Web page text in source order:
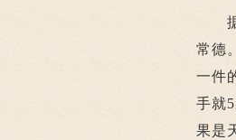
据
常德
一件
手就
果是